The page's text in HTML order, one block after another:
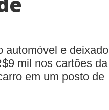
automóvel e deixado
mil nos cartões da
em um posto de